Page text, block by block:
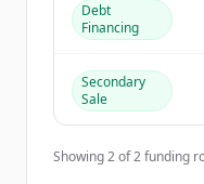
Debt
Financing
Secondary
Sale
Showing2of2funding